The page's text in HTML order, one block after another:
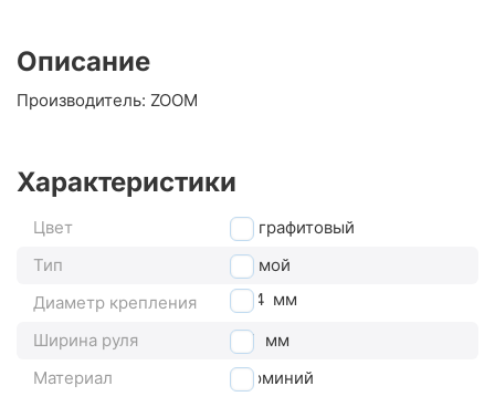
Описание
Производитель: ZOOM
Характеристики
Цвет
графитовый
Тип
прямой
Диаметр крепления
25.4 мм
Ширина руля
610 мм
Материал
алюминий